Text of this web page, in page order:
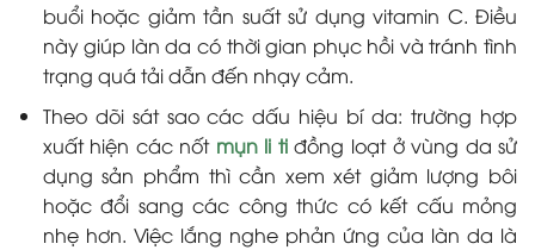
buổi hoặc giảm tần suất sử dụng vitamin C. Điều
này giúp làn da có thời gian phục hồi và tránh tình
trạng quá tải dẫn đến nhạy cảm.
Theo dõi sát sao các dấu hiệu bí da: trường hợp
xuất hiện các nốt mụn li ti đồng loạt ở vùng da sử
dụng sản phẩm thì cần xem xét giảm lượng bôi
hoặc đổi sang các công thức có kết cấu mỏng
nhẹ hơn. Việc lắng nghe phản ứng của làn da là